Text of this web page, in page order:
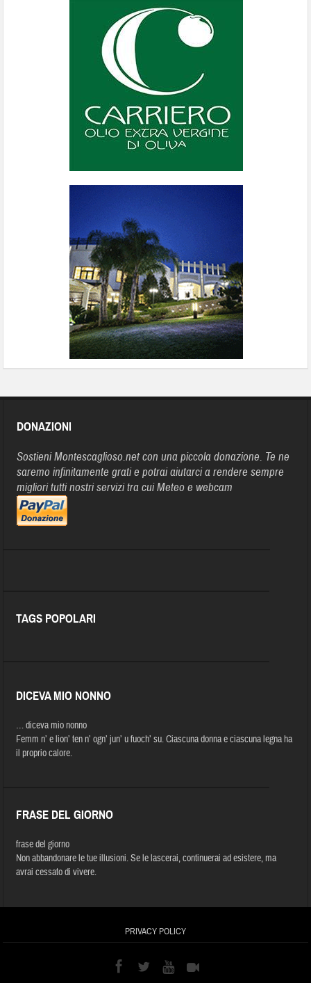
DONAZIONI
Sostieni Montescaglioso.net con una piccola donazione. Te ne
saremo infinitamente grati e potrai aiutarci a rendere sempre
migliori tutti nostri servizi tra cui Meteo e webcam
TAGS POPOLARI
DICEVA MIO NONNO
… diceva mio nonno
Femm n’ e lion’ ten n’ ogn’ jun’ u fuoch’ su. Ciascuna donna e ciascuna legna ha
il proprio calore.
FRASE DEL GIORNO
frase del giorno
Non abbandonare le tue illusioni. Se le lascerai, continuerai ad esistere, ma
avrai cessato di vivere.
PRIVACY POLICY